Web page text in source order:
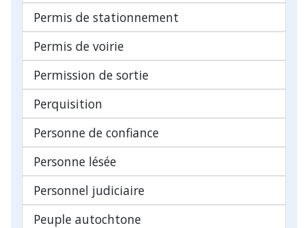
Permis de stationnement
Permis de voirie
Permission de sortie
Perquisition
Personne de confiance
Personne lésée
Personnel judiciaire
Peuple autochtone